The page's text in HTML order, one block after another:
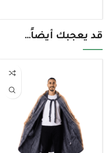
قد يعجبك أيضاً…